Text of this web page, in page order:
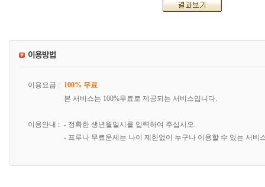
이용요금 :
100% 무료
본 서비스는 100%무료로 제공되는 서비스입니다.
이용안내 : - 정확한 생년월일시를 입력하여 주십시오.
- 프루나 무료운세는 나이 제한없이 누구나 이용할 수 있는 서비